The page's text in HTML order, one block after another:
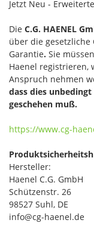
Jetzt Neu -
Die C.G. HAENEL
über die gesetzliche
Garantie. Sie
Haenel registrieren,
Anspruch nehmen
dass dies
geschehen muß.
https://www.cg-
Hersteller:
Haenel C.G. GmbH
Schützenstr. 26
98527 Suhl, DE
info@cg-haenel.de